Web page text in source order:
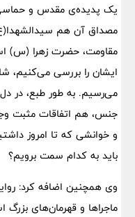
یک پدیده‌ی مقدس و
مصداق آن هم
مقاومت، حضرت زهرا (س)
ایشان را بررسی
می‌رسیم. به طور طبع، در
جنس، هم اتفاقات مثبت
و خوانشی که تا امروز
باید به کدام سمت برویم؟
وی همچنین اضافه کرد:
ماجراها و قهرمان‌های